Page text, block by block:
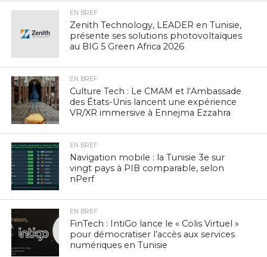
EN BREF
Zenith Technology, LEADER en Tunisie,
présente ses solutions photovoltaïques
au BIG 5 Green Africa 2026
EN BREF
Culture Tech : Le CMAM et l’Ambassade
des États-Unis lancent une expérience
VR/XR immersive à Ennejma Ezzahra
EN BREF
Navigation mobile : la Tunisie 3e sur
vingt pays à PIB comparable, selon
nPerf
EN BREF
FinTech : IntiGo lance le « Colis Virtuel »
pour démocratiser l’accès aux services
numériques en Tunisie